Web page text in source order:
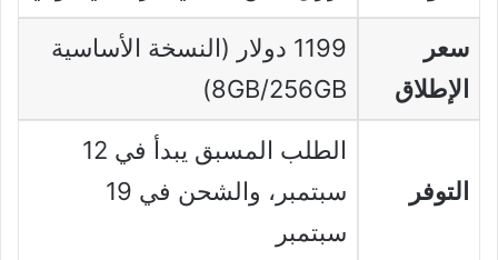
سعر
الإطلاق
1199 دولار (النسخة الأساسية
8GB/256GB)
التوفر
الطلب المسبق يبدأ في 12
سبتمبر، والشحن في 19
سبتمبر